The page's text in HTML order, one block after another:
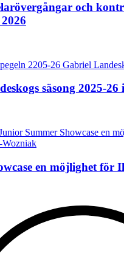
och
säsong 2025-26
en möjlighet för